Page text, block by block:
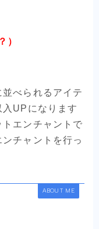
）
べられるアイテ
UPになります
エンチャントで
チャントを行っ
ABOUT ME